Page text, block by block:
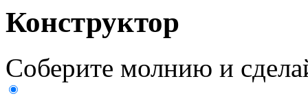
Конструктор
Соберите молнию и